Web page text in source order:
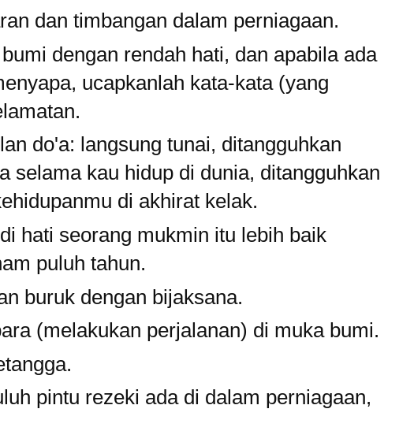
dan timbangan dalam perniagaan.
dengan rendah hati, dan apabila ada
ucapkanlah kata-kata (yang
do'a: langsung tunai, ditangguhkan
selama kau hidup di dunia, ditangguhkan
di akhirat kelak.
hati seorang mukmin itu lebih baik
puluh tahun.
buruk dengan bijaksana.
(melakukan perjalanan) di muka bumi.
pintu rezeki ada di dalam perniagaan,